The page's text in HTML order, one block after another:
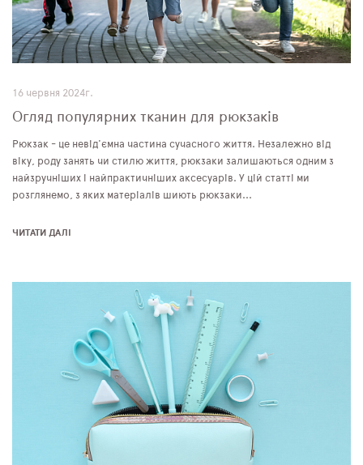
16 червня 2024г.
Огляд популярних тканин для рюкзаків
Рюкзак - це невід'ємна частина сучасного життя. Незалежно від
віку, роду занять чи стилю життя, рюкзаки залишаються одним з
найзручніших і найпрактичніших аксесуарів. У цій статті ми
розглянемо, з яких матеріалів шиють рюкзаки...
ЧИТАТИ ДАЛІ